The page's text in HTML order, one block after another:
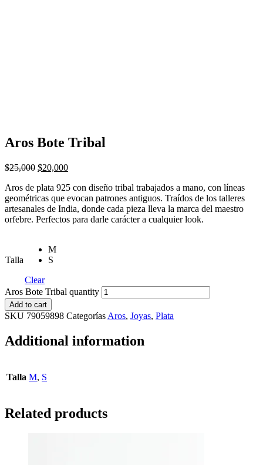
Aros Bote Tribal
$25,000 $20,000
Aros de plata 925 con diseño tribal trabajados a mano, con líneas
geométricas que evocan patrones antiguos. Traídos de los talleres
artesanales de India, donde cada pieza lleva la marca del maestro
orfebre. Perfectos para darle carácter a cualquier look.
Talla
M
S
Clear
Aros Bote Tribal quantity
Add to cart
SKU 79059898 Categorías Aros, Joyas, Plata
Additional information
Talla M, S
Related products